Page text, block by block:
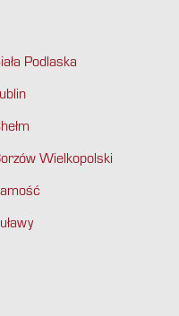
Podlaska
Wielkopolski